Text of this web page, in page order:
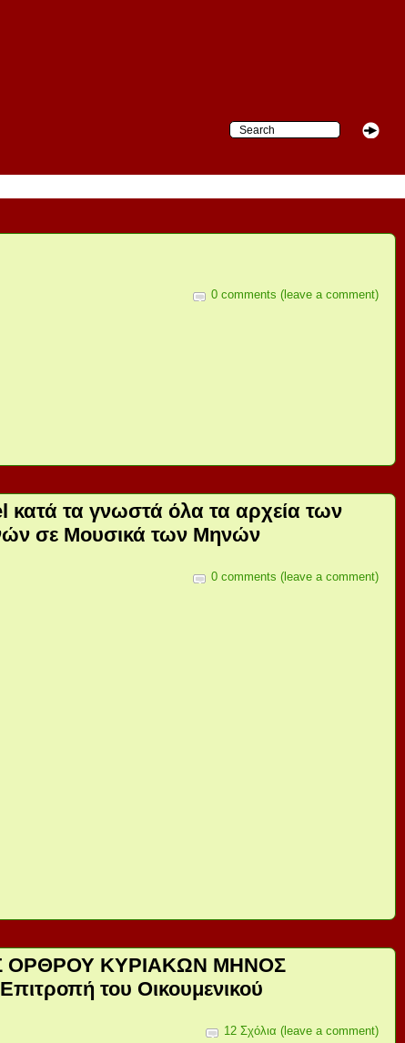
0 comments (leave a comment)
τα γνωστά όλα τα αρχεία των
σε Μουσικά των Μηνών
0 comments (leave a comment)
ΟΡΘΡΟΥ ΚΥΡΙΑΚΩΝ ΜΗΝΟΣ
του Οικουμενικού
12 Σχόλια (leave a comment)